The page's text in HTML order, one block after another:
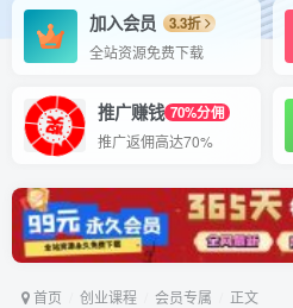
加入会员
3.3折
全站资源免费下载
推广赚钱 70%分佣
推广返佣高达70%
首页 创业课程 会员专属 正文